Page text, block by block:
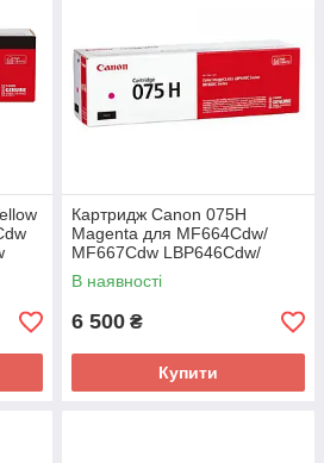
Картридж Canon 075H
Magenta для MF664Cdw/
MF667Cdw LBP646Cdw/
LBP647Cdw (6367C002AA)
В наявності
6 500 ₴
Купити